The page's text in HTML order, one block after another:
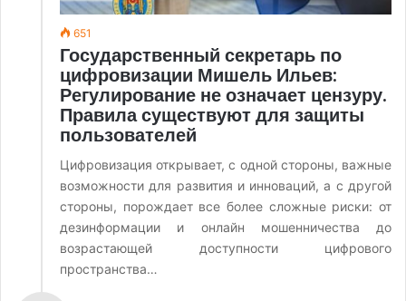
651
Государственный секретарь по
цифровизации Мишель Ильев:
Регулирование не означает цензуру.
Правила существуют для защиты
пользователей
Цифровизация открывает, с одной стороны, важные
возможности для развития и инноваций, а с другой
стороны, порождает все более сложные риски: от
дезинформации и онлайн мошенничества до
возрастающей доступности цифрового
пространства…